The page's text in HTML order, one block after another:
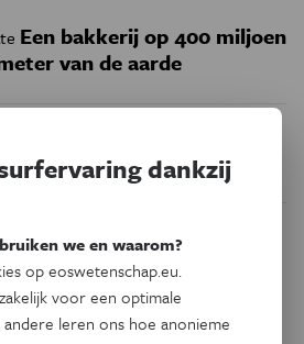
Een bakkerij op 400 miljoen
van de aarde
in de winter?
& Brein
Waarom we tinnitus
hersenen moeten zoeken
dankzij
we en waarom?
op eoswetenschap.eu.
voor een optimale
leren ons hoe anonieme